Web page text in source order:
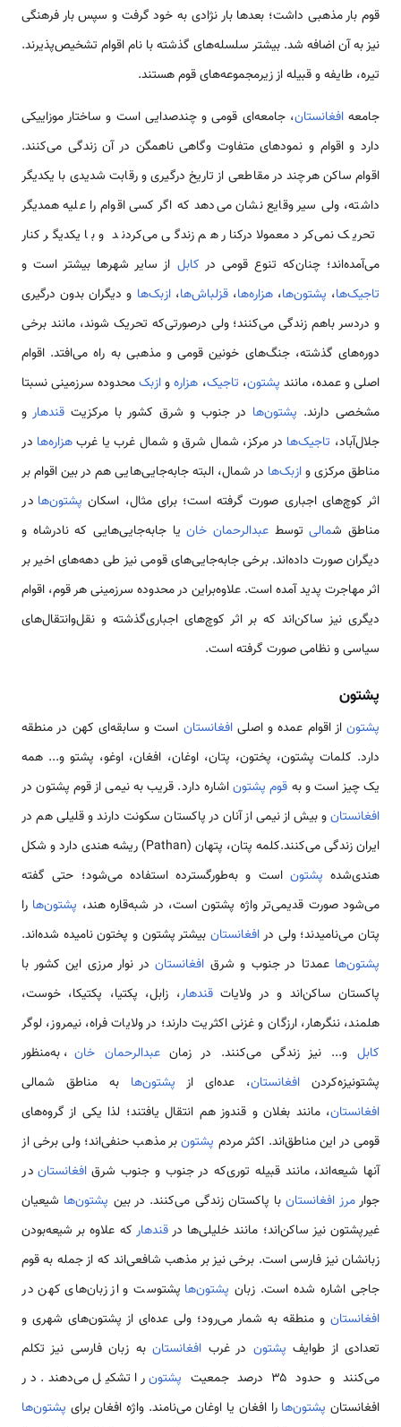
قوم بار مذهبی داشت؛ بعدها بار نژادی به خود گرفت و سپس بار فرهنگی
نیز به آن اضافه شد. بیشتر سلسله‌های گذشته با نام اقوام تشخیص‌پذیرند.
تیره، طایفه و قبیله از زیرمجموعه‌های قوم هستند.
جامعهافغانستان، جامعه‌ای قومی و چندصدایی است و ساختار موزاییکی
دارد و اقوام و نمودهای متفاوت وگاهی ناهمگن در آن زندگی می‌کنند.
اقوام ساکن هرچند در مقاطعی از تاریخ درگیری و رقابت شدیدی با یکدیگر
داشته، ولی سیر وقایع نشان می‌دهد که اگر کسی اقوام را علیه همدیگر
تحریک نمی‌کرد معمولا درکنار هم زندگی می‌کردند و با یکدیگر کنار
می‌آمده‌اند؛ چنان‌که تنوع قومی در کابل از سایر شهرها بیشتر است و
تاجیک‌ها، پشتون‌ها،هزاره‌ها،قزلباش‌ها،ازبک‌ها و دیگران بدون درگیری
و دردسر باهم زندگی می‌کنند؛ ولی درصورتی‌که تحریک شوند، مانند برخی
دوره‌های گذشته، جنگ‌های خونین قومی و مذهبی به راه می‌افتد. اقوام
اصلی و عمده، مانند پشتون، تاجیک، هزارهوازبکمحدوده سرزمینی نسبتا
مشخصی دارند. پشتون‌ها در جنوب و شرق کشور با مرکزیت قندهار و
جلال‌آباد، تاجیک‌ها در مرکز، شمال شرق و شمال غرب یا غربهزاره‌ها در
مناطق مرکزی وازبک‌ها در شمال، البته جابه‌جایی‌هایی هم در بین اقوام بر
اثر کوچ‌های اجباری صورت گرفته است؛ برای مثال، اسکان پشتون‌ها در
مناطق شمالیتوسط عبدالرحمان خانیا جابه‌جایی‌هایی که نادرشاه و
دیگران صورت داده‌اند. برخی جابه‌جایی‌های قومی نیز طی دهه‌های اخیر بر
اثر مهاجرت پدید آمده است. علاوه‌براین در محدوده سرزمینی هر قوم، اقوام
دیگری نیز ساکن‌اند که بر اثر کوچ‌های اجباری‌گذشته و نقل‌وانتقال‌های
سیاسی و نظامی صورت گرفته است.
پشتون
پشتون از اقوام عمده و اصلیافغانستان است و سابقه‌ای کهن در منطقه
دارد. کلمات پشتون، پختون، پتان، اوغان، افغان، اوغو، پشتو و... همه
یک چیز است و به قوم پشتوناشاره دارد. قریب به نیمی از قوم پشتون در
افغانستانو بیش از نیمی از آنان در پاکستان سکونت دارند و قلیلی هم در
ایران زندگی می‌کنند.کلمه پتان، پتهان (Pathan) ریشه هندی دارد و شکل
هندی‌شده پشتون است و به‌طورگسترده استفاده می‌شود؛ حتی گفته
می‌شود صورت قدیمی‌تر واژه پشتون است، در شبه‌قاره هند، پشتون‌ها را
پتان می‌نامیدند؛ ولی درافغانستانبیشتر پشتون و پختون نامیده شده‌اند.
پشتون‌ها عمدتا در جنوب و شرق افغانستان در نوار مرزی این کشور با
پاکستان ساکن‌اند و در ولایاتقندهار، زابل، پکتیا، پکتیکا، خوست،
هلمند، ننگرهار، ارزگان و غزنی اکثریت دارند؛ در ولایات فراه، نیمروز، لوگر
کابلو... نیز زندگی می‌کنند. در زمانعبدالرحمان خان ، به‌منظور
پشتونیزه‌کردن افغانستان، عده‌ای از پشتون‌ها به مناطق شمالی
افغانستان، مانند بغلان و قندوز هم انتقال یافتند؛ لذا یکی از گروه‌های
قومی در این مناطق‌اند. اکثر مردم پشتونبر مذهب حنفی‌اند؛ ولی برخی از
آنها شیعه‌اند، مانند قبیله توری‌که در جنوب و جنوب شرقافغانستان در
جوارمرز افغانستانبا پاکستان زندگی می‌کنند. در بین پشتون‌ها شیعیان
غیرپشتون نیز ساکن‌اند؛ مانند خلیلی‌ها درقندهار که علاوه بر شیعه‌بودن
زبانشان نیز فارسی است. برخی نیز بر مذهب شافعی‌اند که از جمله به قوم
جاجی اشاره شده است. زبان پشتون‌ها پشتوست و از زبان‌های کهن در
افغانستان و منطقه به شمار می‌رود؛ ولی عده‌ای از پشتون‌های شهری و
تعدادی از طوایف پشتون در غرب افغانستانبه زبان فارسی نیز تکلم
می‌کنند و حدود ۳۵ درصد جمعیت
پشتونرا تشکیل می‌دهند. در
افغانستان پشتون‌ها را افغان یا اوغان می‌نامند. واژه افغان برای پشتون‌ها